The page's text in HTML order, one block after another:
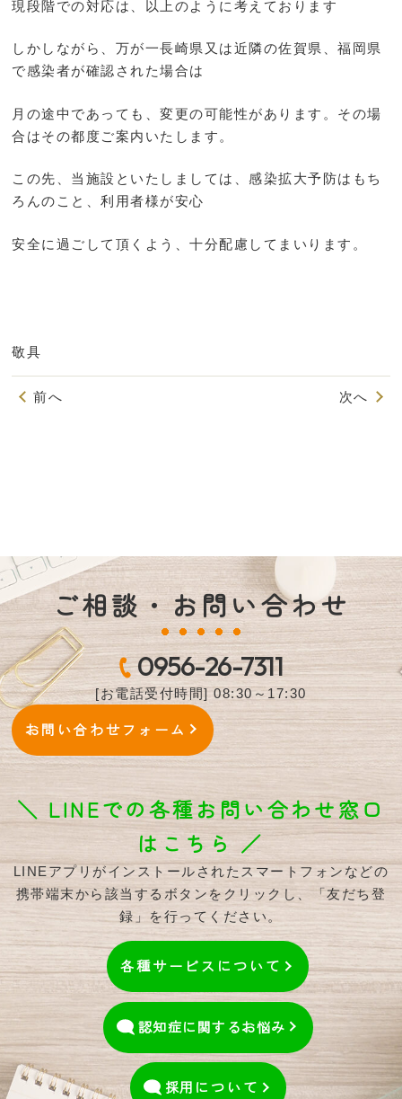
現段階での対応は、以上のように考えております
しかしながら、万が一長崎県又は近隣の佐賀県、福岡県
で感染者が確認された場合は
月の途中であっても、変更の可能性があります。その場
合はその都度ご案内いたします。
この先、当施設といたしましては、感染拡大予防はもち
ろんのこと、利用者様が安心
安全に過ごして頂くよう、十分配慮してまいります。
敬具
前へ 次へ
ご相談・お問い合わせ
0956-26-7311
[お電話受付時間] 08:30～17:30
お問い合わせフォーム
＼ LINEでの各種お問い合わせ窓口
はこちら ／
LINEアプリがインストールされたスマートフォンなどの
携帯端末から該当するボタンをクリックし、「友だち登
録」を行ってください。
各種サービスについて
認知症に関するお悩み
採用 について